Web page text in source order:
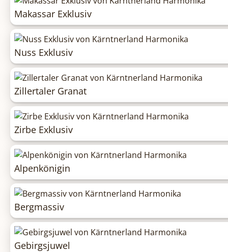
Makassar Exklusiv
Nuss Exklusiv
Zillertaler Granat
Zirbe Exklusiv
Alpenkönigin
Bergmassiv
Gebirgsjuwel